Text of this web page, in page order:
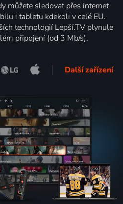
můžete sledovat přes internet
i tabletu kdekoli v celé EU.
technologií Lepší.TV plynule
připojení (od 3 Mb/s).
Další zařízení